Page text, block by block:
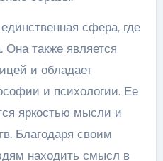
сфера, где
также является
и обладает
и психологии. Ее
яркостью мысли и
Благодаря своим
находить смысл в